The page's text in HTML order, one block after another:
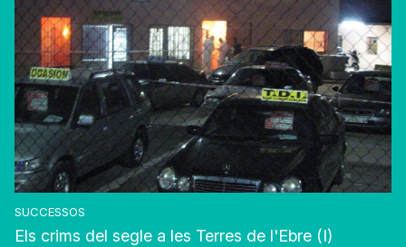
SUCCESSOS
Els crims del segle a les Terres de l'Ebre (I)